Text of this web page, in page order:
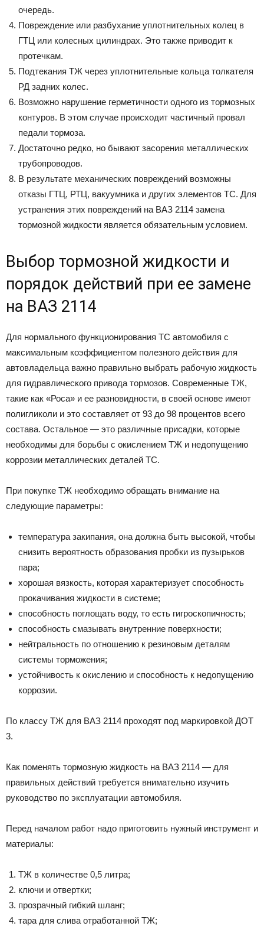
очередь.
Повреждение или разбухание уплотнительных колец в
ГТЦ или колесных цилиндрах. Это также приводит к
протечкам.
Подтекания ТЖ через уплотнительные кольца толкателя
РД задних колес.
Возможно нарушение герметичности одного из тормозных
контуров. В этом случае происходит частичный провал
педали тормоза.
Достаточно редко, но бывают засорения металлических
трубопроводов.
В результате механических повреждений возможны
отказы ГТЦ, РТЦ, вакуумника и других элементов ТС. Для
устранения этих повреждений на ВАЗ 2114 замена
тормозной жидкости является обязательным условием.
Выбор тормозной жидкости и
порядок действий при ее замене
на ВАЗ 2114
Для нормального функционирования ТС автомобиля с
максимальным коэффициентом полезного действия для
автовладельца важно правильно выбрать рабочую жидкость
для гидравлического привода тормозов. Современные ТЖ,
такие как «Роса» и ее разновидности, в своей основе имеют
полигликоли и это составляет от 93 до 98 процентов всего
состава. Остальное — это различные присадки, которые
необходимы для борьбы с окислением ТЖ и недопущению
коррозии металлических деталей ТС.
При покупке ТЖ необходимо обращать внимание на
следующие параметры:
температура закипания, она должна быть высокой, чтобы
снизить вероятность образования пробки из пузырьков
пара;
хорошая вязкость, которая характеризует способность
прокачивания жидкости в системе;
способность поглощать воду, то есть гигроскопичность;
способность смазывать внутренние поверхности;
нейтральность по отношению к резиновым деталям
системы торможения;
устойчивость к окислению и способность к недопущению
коррозии.
По классу ТЖ для ВАЗ 2114 проходят под маркировкой ДОТ
3.
Как поменять тормозную жидкость на ВАЗ 2114 — для
правильных действий требуется внимательно изучить
руководство по эксплуатации автомобиля.
Перед началом работ надо приготовить нужный инструмент и
материалы:
ТЖ в количестве 0,5 литра;
ключи и отвертки;
прозрачный гибкий шланг;
тара для слива отработанной ТЖ;